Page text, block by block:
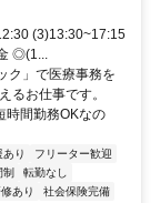
(3)13:30~17:15
◎(1...
ク」で医療事務を
るお仕事です。
時間勤務OKなの
あり
フリーター歓迎
制
転勤なし
あり
社会保険完備